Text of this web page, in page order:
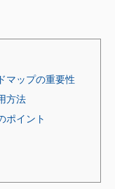
マップの重要性
方法
ポイント